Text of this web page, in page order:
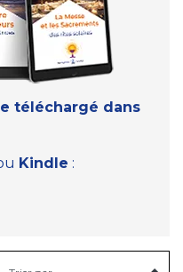
téléchargé dans
Kindle :